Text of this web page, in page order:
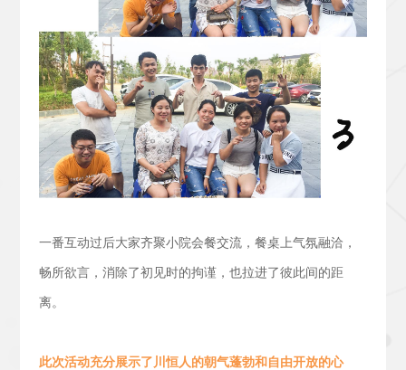
一番互动过后大家齐聚小院会餐交流， 餐桌上气氛融洽，
畅所欲言，消除了初见时的拘谨，也拉进了彼此间的距
离。
此次活动充分展示了川恒人的朝气蓬勃和 自由开放的心